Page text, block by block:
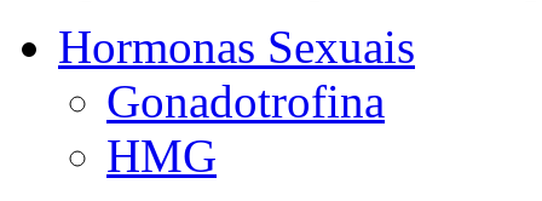
Hormonas Sexuais
Gonadotrofina
HMG